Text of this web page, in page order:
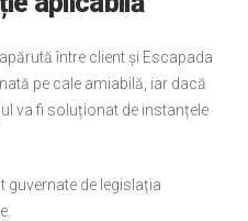
între client și Escapada
pe cale amiabilă, iar dacă
va fi soluționat de instanțele
guvernate de legislația